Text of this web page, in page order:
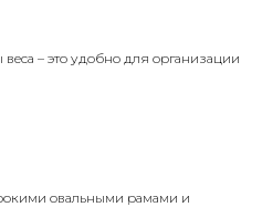
– это удобно для организации
овальными рамами и